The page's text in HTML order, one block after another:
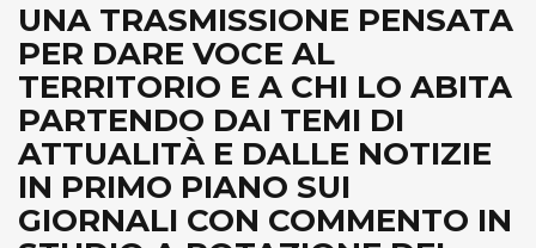
UNA TRASMISSIONE PENSATA
PER DARE VOCE AL
TERRITORIO E A CHI LO ABITA
PARTENDO DAI TEMI DI
ATTUALITÀ E DALLE NOTIZIE
IN PRIMO PIANO SUI
GIORNALI CON COMMENTO IN